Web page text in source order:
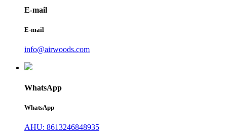
E-mail
E-mail
info@airwoods.com
WhatsApp
WhatsApp
AHU: 8613246848935